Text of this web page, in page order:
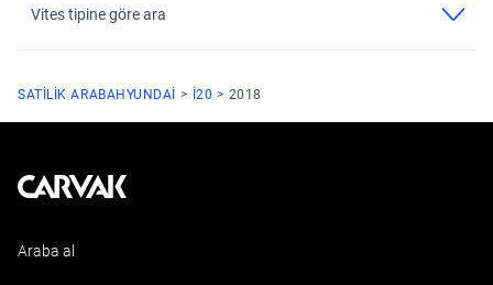
Vites tipine göre ara
SATILIK ARABAHYUNDAI I20 2018
Kavak
Araba al